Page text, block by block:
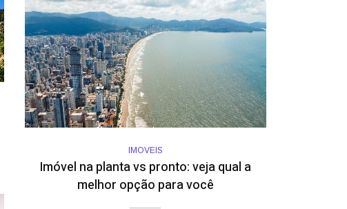
IMOVEIS
Imóvel na planta vs pronto: veja qual a
melhor opção para você